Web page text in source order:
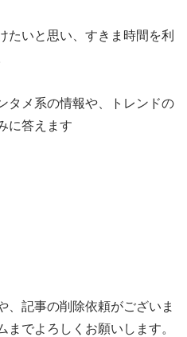
たいと思い、すきま時間を利
タメ系の情報や、トレンドの
に答えます
、記事の削除依頼がございま
までよろしくお願いします。